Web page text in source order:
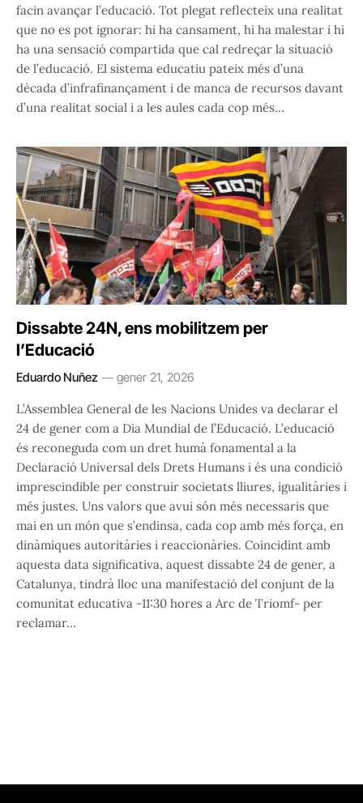
facin avançar l’educació. Tot plegat reflecteix una realitat
que no es pot ignorar: hi ha cansament, hi ha malestar i hi
ha una sensació compartida que cal redreçar la situació
de l’educació. El sistema educatiu pateix més d’una
dècada d’infrafinançament i de manca de recursos davant
d’una realitat social i a les aules cada cop més…
Dissabte 24N, ens mobilitzem per
l’Educació
Eduardo Nuñez gener 21, 2026
L’Assemblea General de les Nacions Unides va declarar el
24 de gener com a Dia Mundial de l’Educació. L’educació
és reconeguda com un dret humà fonamental a la
Declaració Universal dels Drets Humans i és una condició
imprescindible per construir societats lliures, igualitàries i
més justes. Uns valors que avui són més necessaris que
mai en un món que s’endinsa, cada cop amb més força, en
dinàmiques autoritàries i reaccionàries. Coincidint amb
aquesta data significativa, aquest dissabte 24 de gener, a
Catalunya, tindrà lloc una manifestació del conjunt de la
comunitat educativa -11:30 hores a Arc de Triomf- per
reclamar…